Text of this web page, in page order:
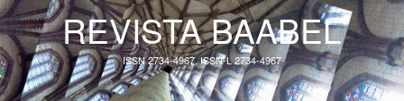
REVISTA BAABEL
ISSN 2734-4967, ISSN-L 2734-4967